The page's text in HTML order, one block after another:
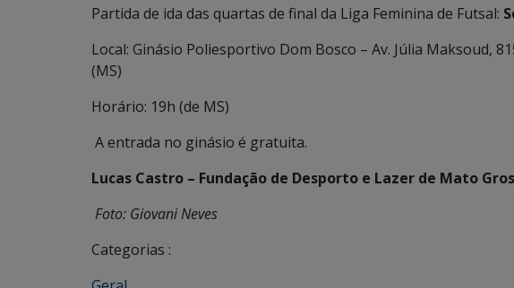
Partida de ida das quartas de final da Liga Feminina de Futsal:
Local: Ginásio Poliesportivo Dom Bosco – Av. Júlia Maksoud,
(MS)
Horário: 19h (de MS)
A entrada no ginásio é gratuita.
Lucas Castro – Fundação de Desporto e Lazer de Mato
Foto: Giovani Neves
Categorias :